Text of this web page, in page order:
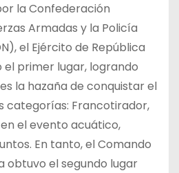
la Confederación
Armadas y la Policía
el Ejército de República
el primer lugar, logrando
la hazaña de conquistar el
categorías: Francotirador,
el evento acuático,
En tanto, el Comando
obtuvo el segundo lugar